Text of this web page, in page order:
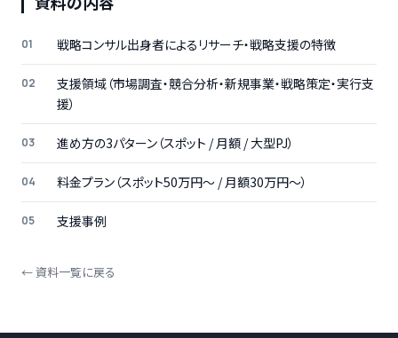
戦略コンサル出身者によるリサーチ・戦略支援の特徴
支援領域（市場調査・競合分析・新規事業・戦略策定・実行支
援）
進め方の3パターン（スポット / 月額 / 大型PJ）
料金プラン（スポット50万円〜 / 月額30万円〜）
支援事例
← 資料一覧に戻る